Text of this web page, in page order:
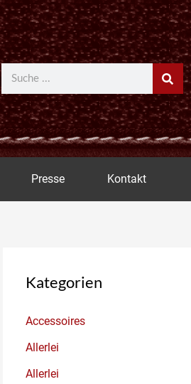
Suche
Presse Kontakt
Kategorien
Accessoires
Allerlei
Allerlei